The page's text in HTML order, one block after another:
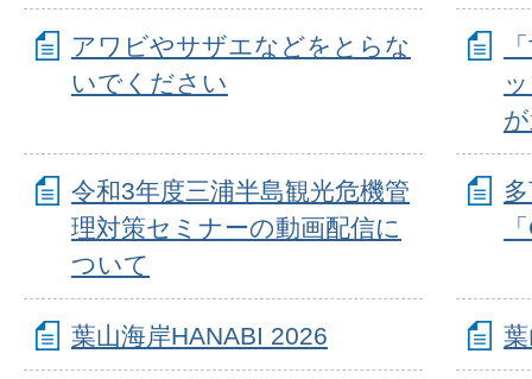
アワビやサザエなどをとらな
いでください
令和3年度三浦半島観光危機管
理対策セミナーの動画配信に
ついて
葉山海岸HANABI 2026